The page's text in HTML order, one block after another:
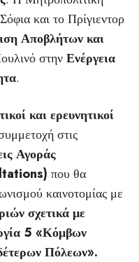
και το Πρίγιεντορ
Αποβλήτων και
στηνΕνέργεια
.
και ερευνητικοί
στις
Αγοράς
που θα
καινοτομίας με
σχετικά με
5 «Κόμβων
Πόλεων».